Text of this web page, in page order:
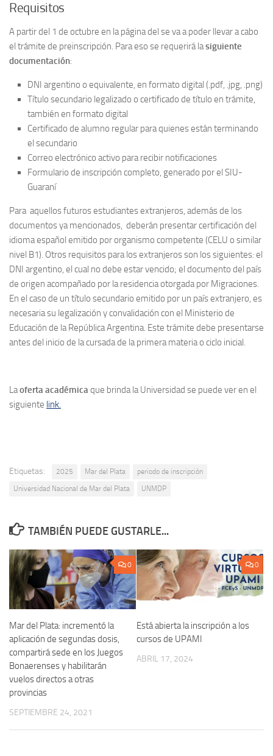
Requisitos
A partir del 1 de octubre en la página del se va a poder llevar a cabo
el trámite de preinscripción. Para eso se requerirá lasiguiente
documentación:
DNI argentino o equivalente, en formato digital (.pdf, .jpg, .png)
Título secundario legalizado o certificado de título en trámite,
también en formato digital
Certificado de alumno regular para quienes están terminando
el secundario
Correo electrónico activo para recibir notificaciones
Formulario de inscripción completo, generado por el SIU-
Guaraní
Para aquellos futuros estudiantes extranjeros, además de los
documentos ya mencionados, deberán presentar certificación del
idioma español emitido por organismo competente (CELU o similar
nivel B1). Otros requisitos para los extranjeros son los siguientes: el
DNI argentino, el cual no debe estar vencido; el documento del país
de origen acompañado por la residencia otorgada por Migraciones.
En el caso de un título secundario emitido por un país extranjero, es
necesaria su legalización y convalidación con el Ministerio de
Educación de la República Argentina. Este trámite debe presentarse
antes del inicio de la cursada de la primera materia o ciclo inicial.
Laoferta académicaque brinda la Universidad se puede ver en el
siguiente link.
Etiquetas: 2025 Mar del Plata
periodo de inscripción
Universidad Nacional de Mar del Plata
UNMDP
TAMBIÉN PUEDE GUSTARLE...
0
Mar del Plata: incrementó la
aplicación de segundas dosis,
compartirá sede en los Juegos
Bonaerenses y habilitarán
vuelos directos a otras
provincias
SEPTIEMBRE 24, 2021
0
Está abierta la inscripción a los
cursos de UPAMI
ABRIL 17, 2024